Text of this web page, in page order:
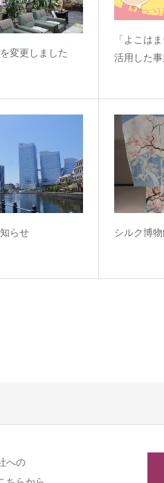
変更しました
「よこは
活用した
らせ シルク博
への